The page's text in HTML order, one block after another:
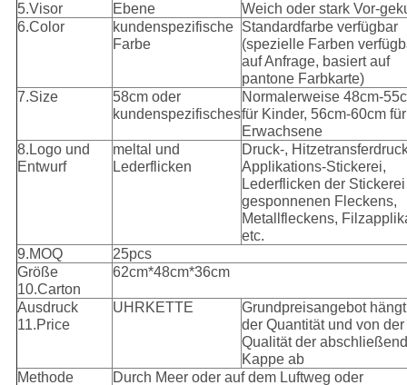
5.Visor
Ebene
Weich oder stark Vor-
6.Color
kundenspezifische
Farbe
Standardfarbe verfügbar
(spezielle Farben
auf Anfrage, basiert auf
pantone Farbkarte)
7.Size
58cm oder
kundenspezifisches
Normalerweise 48cm-
für Kinder, 56cm-60cm für
Erwachsene
8.Logo und
Entwurf
meltal und
Lederflicken
Druck-,
Applikations-Stickerei,
Lederflicken der
gesponnenen Fleckens,
Metallfleckens,
etc.
9.MOQ
25pcs
Größe
10.Carton
62cm*48cm*36cm
Ausdruck
11.Price
UHRKETTE
Grundpreisangebot
der Quantität und von der
Qualität der
Kappe ab
Methode
Durch Meer oder auf dem Luftweg oder